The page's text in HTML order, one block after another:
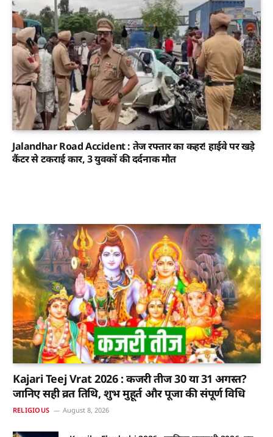
Jalandhar Road Accident : तेज रफ्तार का कहर! हाईवे पर खड़े
कैंटर से टकराई कार, 3 युवकों की दर्दनाक मौत
Kajari Teej Vrat 2026 : कजरी तीज 30 या 31 अगस्त?
जानिए सही व्रत तिथि, शुभ मुहूर्त और पूजा की संपूर्ण विधि
RELIGIOUS August 8, 2026